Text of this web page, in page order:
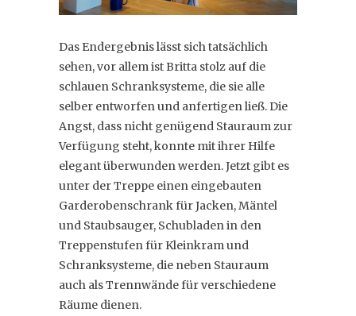
Das Endergebnis lässt sich tatsächlich
sehen, vor allem ist Britta stolz auf die
schlauen Schranksysteme, die sie alle
selber entworfen und anfertigen ließ. Die
Angst, dass nicht genügend Stauraum zur
Verfügung steht, konnte mit ihrer Hilfe
elegant überwunden werden. Jetzt gibt es
unter der Treppe einen eingebauten
Garderobenschrank für Jacken, Mäntel
und Staubsauger, Schubladen in den
Treppenstufen für Kleinkram und
Schranksysteme, die neben Stauraum
auch als Trennwände für verschiedene
Räume dienen.